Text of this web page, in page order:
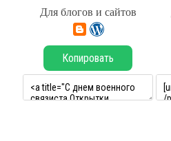
Для блогов и сайтов
Копировать